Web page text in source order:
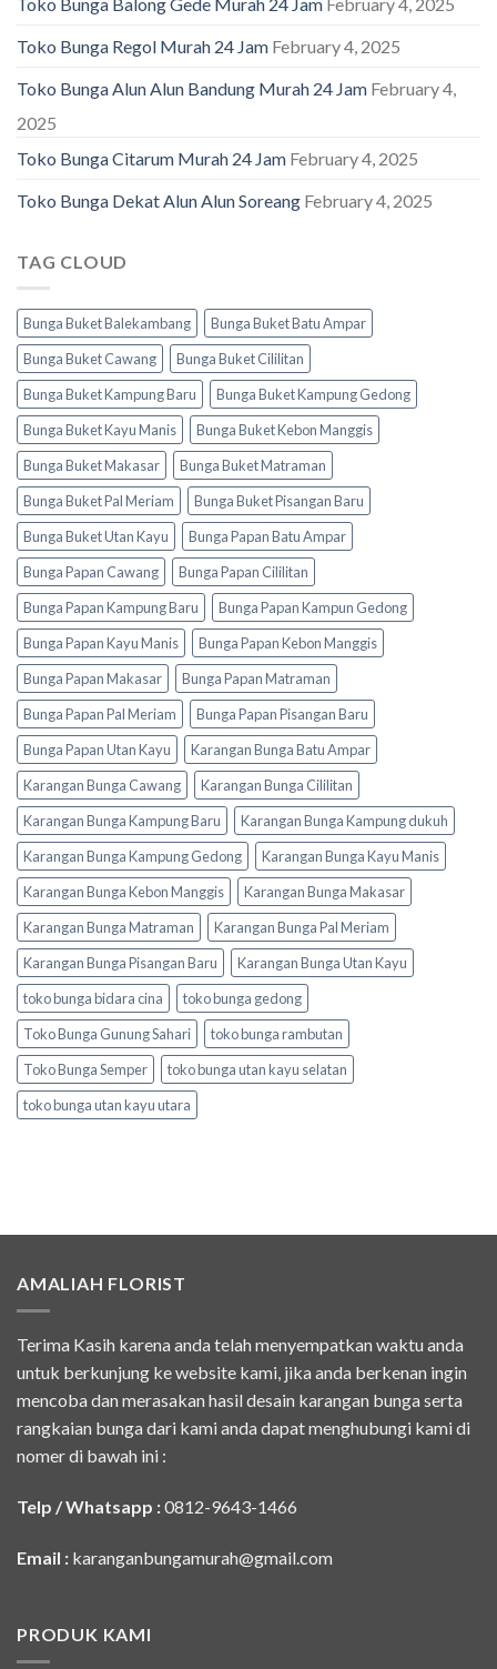
Toko Bunga Regol Murah 24 Jam February 4, 2025
Toko Bunga Alun Alun Bandung Murah 24 Jam February 4,
2025
Toko Bunga Citarum Murah 24 Jam February 4, 2025
Toko Bunga Dekat Alun Alun Soreang February 4, 2025
TAG CLOUD
Bunga Buket Balekambang
Bunga Buket Batu Ampar
Bunga Buket Cawang
Bunga Buket Cililitan
Bunga Buket Kampung Baru
Bunga Buket Kampung Gedong
Bunga Buket Kayu Manis
Bunga Buket Kebon Manggis
Bunga Buket Makasar
Bunga Buket Matraman
Bunga Buket Pal Meriam
Bunga Buket Pisangan Baru
Bunga Buket Utan Kayu
Bunga Papan Batu Ampar
Bunga Papan Cawang
Bunga Papan Cililitan
Bunga Papan Kampung Baru
Bunga Papan Kampun Gedong
Bunga Papan Kayu Manis
Bunga Papan Kebon Manggis
Bunga Papan Makasar
Bunga Papan Matraman
Bunga Papan Pal Meriam
Bunga Papan Pisangan Baru
Bunga Papan Utan Kayu
Karangan Bunga Batu Ampar
Karangan Bunga Cawang
Karangan Bunga Cililitan
Karangan Bunga Kampung Baru
Karangan Bunga Kampung dukuh
Karangan Bunga Kampung Gedong
Karangan Bunga Kayu Manis
Karangan Bunga Kebon Manggis
Karangan Bunga Makasar
Karangan Bunga Matraman
Karangan Bunga Pal Meriam
Karangan Bunga Pisangan Baru
Karangan Bunga Utan Kayu
toko bunga bidara cina
toko bunga gedong
Toko Bunga Gunung Sahari
toko bunga rambutan
Toko Bunga Semper
toko bunga utan kayu selatan
toko bunga utan kayu utara
AMALIAH FLORIST
Terima Kasih karena anda telah menyempatkan waktu anda
untuk berkunjung ke website kami, jika anda berkenan ingin
mencoba dan merasakan hasil desain karangan bunga serta
rangkaian bunga dari kami anda dapat menghubungi kami di
nomer di bawah ini :
Telp / Whatsapp :0812-9643-1466
Email : karanganbungamurah@gmail.com
PRODUK KAMI